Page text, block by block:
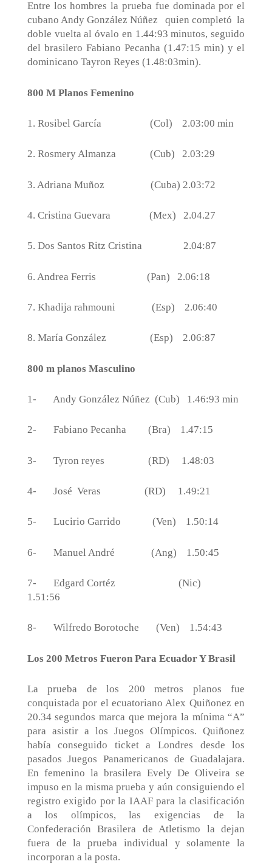
Entre los hombres la prueba fue dominada por el
cubano Andy González Núñez
quien completó la
doble vuelta al óvalo en 1.44:93 minutos, seguido
del brasilero Fabiano Pecanha (1.47:15 min) y el
dominicano Tayron Reyes (1.48:03min).
800 M Planos Femenino
1. Rosibel García (Col) 2.03:00 min
2. Rosmery Almanza (Cub) 2.03:29
3. Adriana Muñoz (Cuba) 2.03:72
4. Cristina Guevara (Mex) 2.04.27
5. Dos Santos Ritz Cristina 2.04:87
6. Andrea Ferris (Pan) 2.06:18
7. Khadija rahmouni (Esp) 2.06:40
8. María González (Esp) 2.06:87
800 m planos Masculino
1- Andy González Núñez (Cub) 1.46:93 min
2- Fabiano Pecanha (Bra) 1.47:15
3- Tyron reyes (RD) 1.48:03
4- José Veras (RD) 1.49:21
5- Lucirio Garrido (Ven) 1.50:14
6- Manuel André (Ang) 1.50:45
7- Edgard Cortéz
(Nic)
1.51:56
8- Wilfredo Borotoche (Ven) 1.54:43
Los 200 Metros Fueron Para Ecuador Y Brasil
La prueba de los 200 metros planos fue
conquistada por el ecuatoriano Alex Quiñonez en
20.34 segundos marca que mejora la mínima “A”
para asistir a los Juegos Olímpicos. Quiñonez
había conseguido ticket a Londres desde los
pasados Juegos Panamericanos de Guadalajara.
En femenino la brasilera Evely De Oliveira se
impuso en la misma prueba y aún consiguiendo el
registro exigido por la IAAF para la clasificación
a los olímpicos, las exigencias de la
Confederación Brasilera de Atletismo la dejan
fuera de la prueba individual y solamente la
incorporan a la posta.